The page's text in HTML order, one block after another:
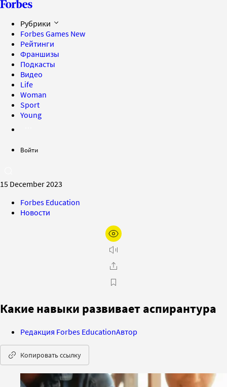
Рубрики
Forbes Games New
Рейтинги
Франшизы
Подкасты
Видео
Life
Woman
Sport
Young
Войти
15 December 2023
Forbes Education
Новости
Какие навыки развивает аспирантура
Редакция Forbes EducationАвтор
Копировать ссылку